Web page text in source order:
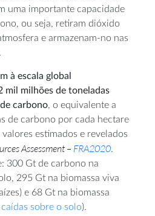
uma importante capacidade
ou seja, retiram dióxido
e armazenam-no nas
à escala global
mil milhões de toneladas
carbono, o equivalente a
de carbono por cada hectare
estimados e revelados
Assessment – FRA2020.
300 Gt de carbono na
295 Gt na biomassa viva
e 68 Gt na biomassa
sobre o solo).